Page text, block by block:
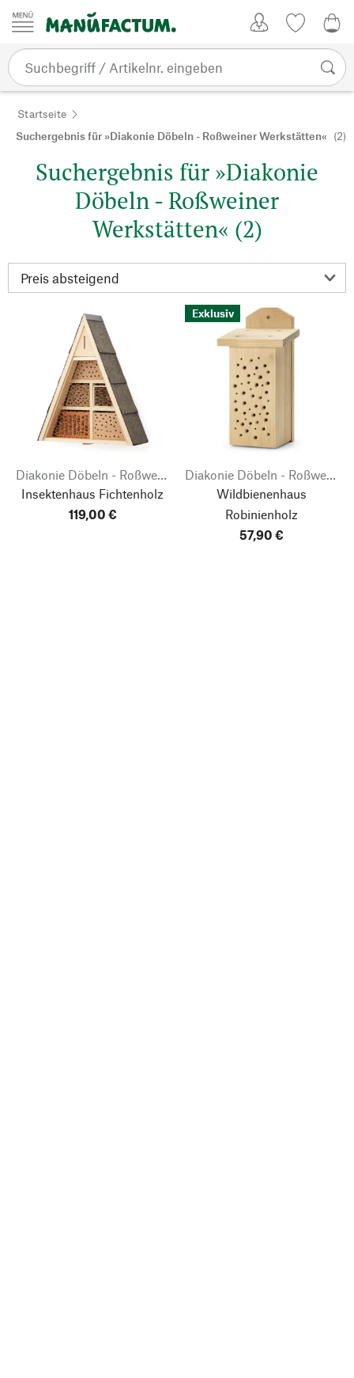
Zum Inhalt springen
Startseite
Suchergebnis für »Diakonie Döbeln - Roßweiner Werkstätten« (2)
Suchergebnis für »Diakonie
Döbeln - Roßweiner
Werkstätten« (2)
Diakonie Döbeln - Roßweiner Werkstätten
Insektenhaus Fichtenholz
119,00 €
Exklusiv
Diakonie Döbeln - Roßweiner Werkstätten
Wildbienenhaus
Robinienholz
57,90 €